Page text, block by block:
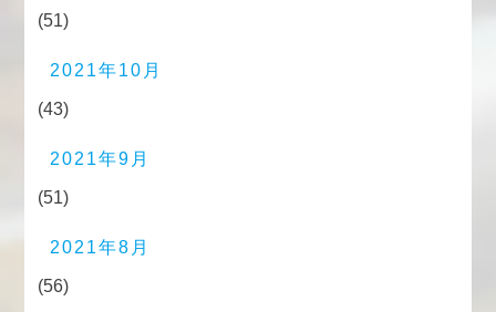
(51)
2021年10月
(43)
2021年9月
(51)
2021年8月
(56)